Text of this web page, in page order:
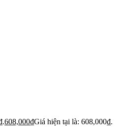
608,000₫Giá hiện tại là: 608,000₫.